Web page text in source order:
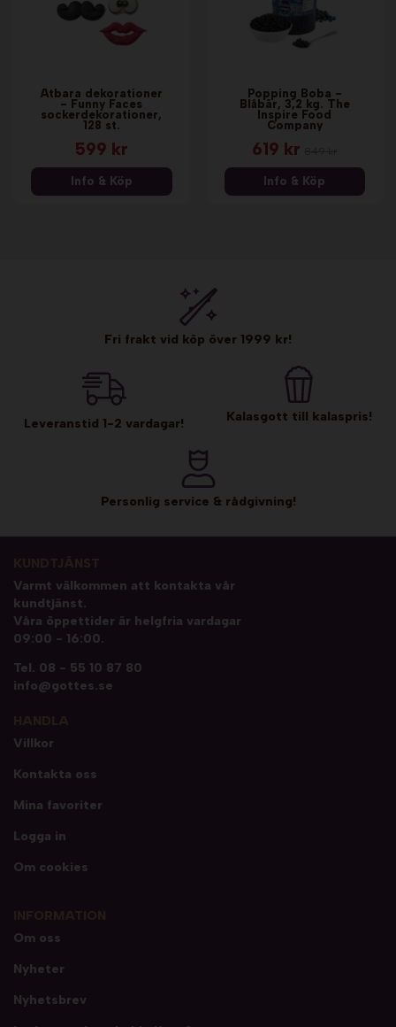
Ätbara dekorationer
- Funny Faces
sockerdekorationer,
128 st.
599 kr
Info & Köp
Popping Boba -
Blåbär, 3,2 kg. The
Inspire Food
Company
619 kr
Info & Köp
Fri frakt vid köp över 1999 kr!
Leveranstid 1-2 vardagar! Kalasgott till kalaspris!
Personlig service & rådgivning!
Varmt välkommen att kontakta vår
kundtjänst.
Våra öppettider är helgfria vardagar
09:00 - 16:00.
Tel. 08 - 55 10 87 80
info@gottes.se
Villkor
Kontakta oss
Mina favoriter
Logga in
Om cookies
Om oss
Nyheter
Nyhetsbrev